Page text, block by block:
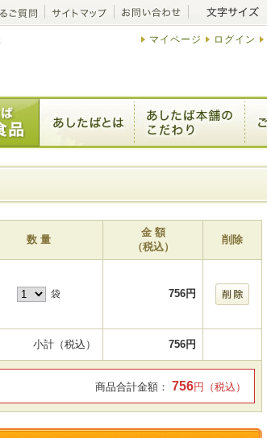
マイページ ログイン
数 量
金 額
（税込）
削除
袋 756円
小計（税込） 756円
商品合計金額： 756円（税込）